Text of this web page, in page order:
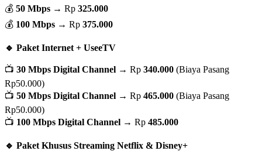
💰 50 Mbps → Rp 325.000
💰 100 Mbps → Rp 375.000
🔹 Paket Internet + UseeTV
📺 30 Mbps Digital Channel → Rp 340.000 (Biaya Pasang
Rp50.000)
📺 50 Mbps Digital Channel → Rp 465.000 (Biaya Pasang
Rp50.000)
📺 100 Mbps Digital Channel → Rp 485.000
🔹 Paket Khusus Streaming Netflix & Disney+